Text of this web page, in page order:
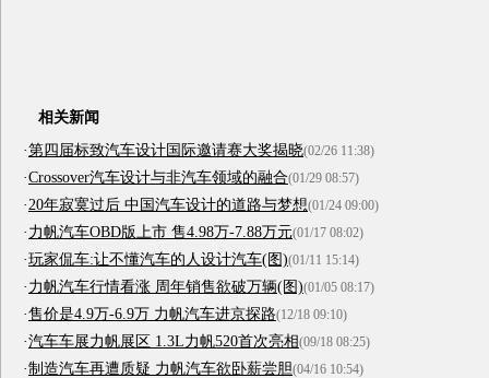
相关新闻
·第四届标致汽车设计国际邀请赛大奖揭晓(02/26 11:38)
·Crossover汽车设计与非汽车领域的融合(01/29 08:57)
·20年寂寞过后 中国汽车设计的道路与梦想(01/24 09:00)
·力帆汽车OBD版上市 售4.98万-7.88万元(01/17 08:02)
·玩家侃车:让不懂汽车的人设计汽车(图)(01/11 15:14)
·力帆汽车行情看涨 周年销售欲破万辆(图)(01/05 08:17)
·售价是4.9万-6.9万 力帆汽车进京探路(12/18 09:10)
·汽车车展力帆展区 1.3L力帆520首次亮相(09/18 08:25)
·制造汽车再遭质疑 力帆汽车欲卧薪尝胆(04/16 10:54)